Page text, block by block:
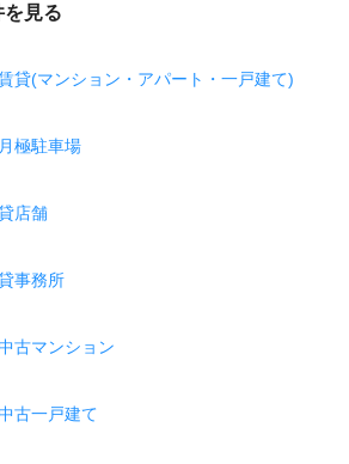
見る
貸(マンション・アパート・一戸建て)
極駐車場
店舗
事務所
古マンション
古一戸建て